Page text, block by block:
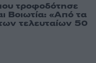
τροφοδότησε
Βοιωτία: «Από τα
τελευταίων 50